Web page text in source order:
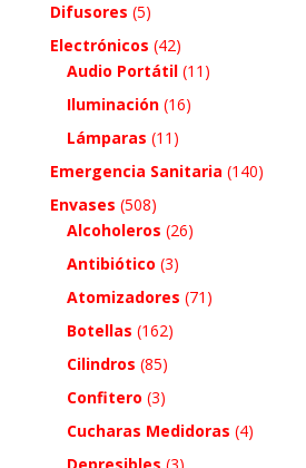
Difusores (5)
Electrónicos (42)
Audio Portátil (11)
Iluminación (16)
Lámparas (11)
Emergencia Sanitaria (140)
Envases (508)
Alcoholeros (26)
Antibiótico (3)
Atomizadores (71)
Botellas (162)
Cilindros (85)
Confitero (3)
Cucharas Medidoras (4)